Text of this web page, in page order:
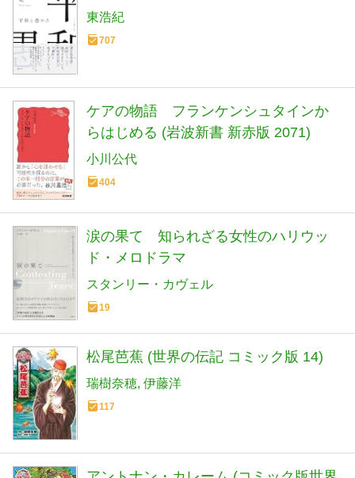
東浩紀
707
ケアの物語 フランケンシュタインか
らはじめる (岩波新書 新赤版 2071)
小川公代
404
涙の果て 知られざる女性のハリウッ
ド・メロドラマ
スタンリー・カヴェル
19
松尾芭蕉 (世界の伝記 コミック版 14)
瑞樹奈穂 伊藤洋
117